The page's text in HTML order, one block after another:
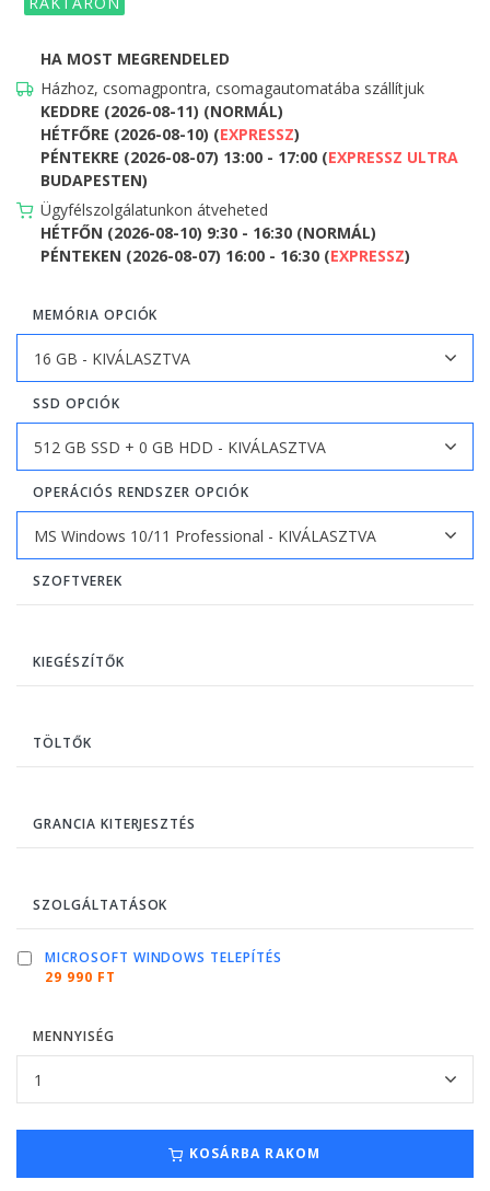
HA MOST MEGRENDELED
Házhoz, csomagpontra, csomagautomatába szállítjuk
KEDDRE (2026-08-11) (NORMÁL)
HÉTFŐRE (2026-08-10) (EXPRESSZ)
PÉNTEKRE (2026-08-07) 13:00 - 17:00 (EXPRESSZ ULTRA
BUDAPESTEN)
Ügyfélszolgálatunkon átveheted
HÉTFŐN (2026-08-10) 9:30 - 16:30 (NORMÁL)
PÉNTEKEN (2026-08-07) 16:00 - 16:30 (EXPRESSZ)
MEMÓRIA OPCIÓK
SSD OPCIÓK
OPERÁCIÓS RENDSZER OPCIÓK
SZOFTVEREK
KIEGÉSZÍTŐK
TÖLTŐK
GRANCIA KITERJESZTÉS
SZOLGÁLTATÁSOK
MICROSOFT WINDOWS TELEPÍTÉS
29 990 FT
MENNYISÉG
KOSÁRBA RAKOM